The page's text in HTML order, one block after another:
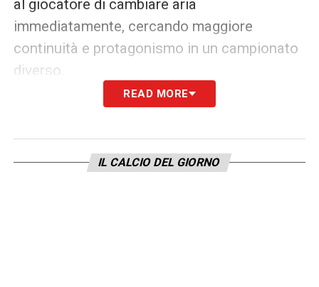
al giocatore di cambiare aria
immediatamente, cercando maggiore
continuità e protagonismo in un campionato
diverso.
READ MORE
IL CALCIO DEL GIORNO